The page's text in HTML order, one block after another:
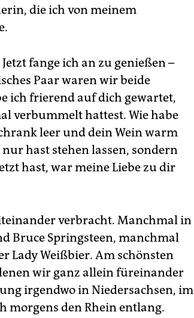
die ich von meinem
fange ich an zu genießen –
Paar waren wir beide
ich frierend auf dich gewartet,
verbummelt hattest. Wie habe
leer und dein Wein warm
hast stehen lassen, sondern
hast, war meine Liebe zu dir
verbracht. Manchmal in
Bruce Springsteen, manchmal
Lady Weißbier. Am schönsten
wir ganz allein füreinander
irgendwo in Niedersachsen, im
morgens den Rhein entlang.